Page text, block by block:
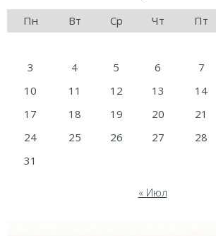
Пн
Вт Ср Чт Пт
3
4 5 6 7
10
11 12 13 14
17
18 19 20 21
24
25 26 27 28
31
« Июл